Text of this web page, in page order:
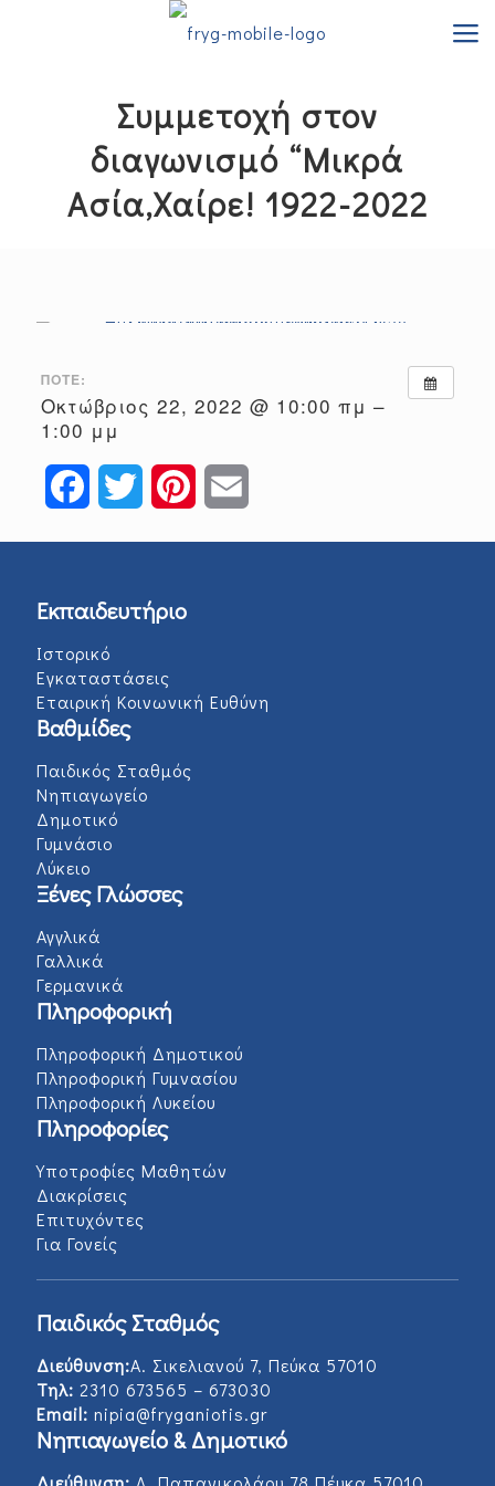
Συμμετοχή στον
διαγωνισμό “Μικρά
Ασία,Χαίρε! 1922-2022
ΠΌΤΕ:
Οκτώβριος 22, 2022 @ 10:00 πμ –
1:00 μμ
FacebookTwitter Pinterest
Εκπαιδευτήριο
Ιστορικό
Εγκαταστάσεις
Εταιρική Κοινωνική Ευθύνη
Βαθμίδες
Παιδικός Σταθμός
Νηπιαγωγείο
Δημοτικό
Γυμνάσιο
Λύκειο
Ξένες Γλώσσες
Αγγλικά
Γαλλικά
Γερμανικά
Πληροφορική
Πληροφορική Δημοτικού
Πληροφορική Γυμνασίου
Πληροφορική Λυκείου
Πληροφορίες
Υποτροφίες Μαθητών
Διακρίσεις
Επιτυχόντες
Για Γονείς
Παιδικός Σταθμός
Διεύθυνση:Α. Σικελιανού 7, Πεύκα 57010
Τηλ: 2310 673565 – 673030
Email: nipia@fryganiotis.gr
Νηπιαγωγείο & Δημοτικό